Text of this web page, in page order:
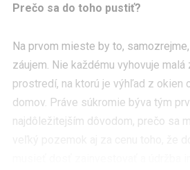
Prečo sa do toho pustiť?
Na prvom mieste by to,
záujem. Nie každému vyhovuje
prostredí, na ktorú je výhľad z okien
domov. Práve súkromie býva tým
najdôležitejším dôvodom, prečo sa